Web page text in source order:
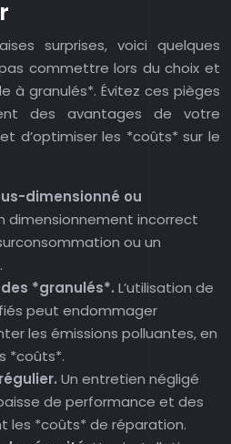
surprises, voici quelques
commettre lors du choix et
à granulés*. Évitez ces pièges
des avantages de votre
d’optimiser les *coûts* sur le
dimensionné ou
dimensionnement incorrect
ou un
*granulés*. L’utilisation de
peut endommager
les émissions polluantes, en
*coûts*.
Un entretien négligé
de performance et des
les *coûts* de réparation.